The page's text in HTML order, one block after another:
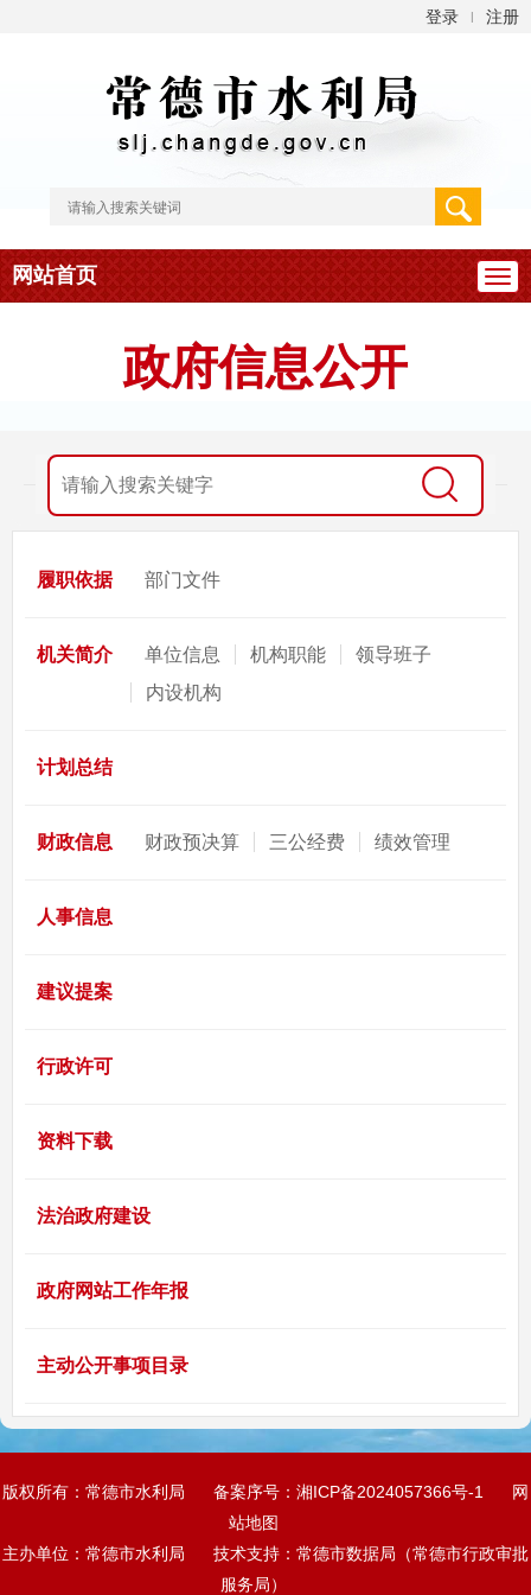
登录 | 注册
网站首页
政府信息公开
履职依据 部门文件
机关简介 单位信息 机构职能
领导班子
内设机构
计划总结
财政信息 财政预决算 三公经费 绩效管理
人事信息
建议提案
行政许可
资料下载
法治政府建设
政府网站工作年报
主动公开事项目录
版权所有：常德市水利局 备案序号： 湘ICP备2024057366号-1
网
站地图
主办单位：常德市水利局
技术支持：常德市数据局（常德市行政审批
服务局）